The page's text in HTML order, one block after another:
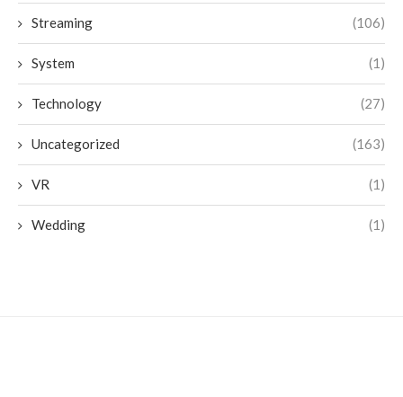
Streaming (106)
System (1)
Technology (27)
Uncategorized (163)
VR (1)
Wedding (1)